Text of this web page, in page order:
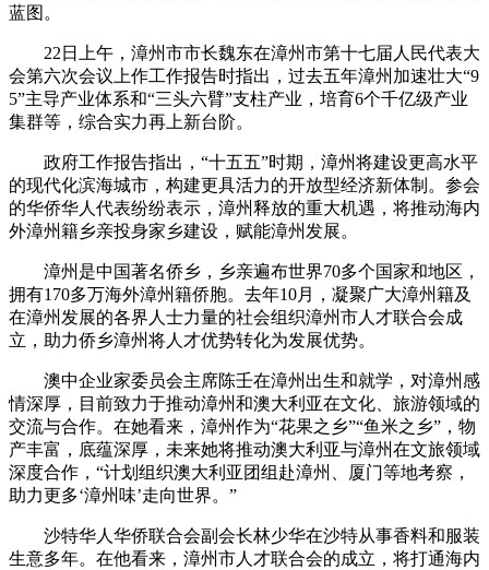
蓝图。
22日上午，漳州市市长魏东在漳州市第十七届人民代表大
会第六次会议上作工作报告时指出，过去五年漳州加速壮大“9
5”主导产业体系和“三头六臂”支柱产业，培育6个千亿级产业
集群等，综合实力再上新台阶。
政府工作报告指出，“十五五”时期，漳州将建设更高水平
的现代化滨海城市，构建更具活力的开放型经济新体制。参会
的华侨华人代表纷纷表示，漳州释放的重大机遇，将推动海内
外漳州籍乡亲投身家乡建设，赋能漳州发展。
漳州是中国著名侨乡，乡亲遍布世界70多个国家和地区，
拥有170多万海外漳州籍侨胞。去年10月，凝聚广大漳州籍及
在漳州发展的各界人士力量的社会组织漳州市人才联合会成
立，助力侨乡漳州将人才优势转化为发展优势。
澳中企业家委员会主席陈壬在漳州出生和就学，对漳州感
情深厚，目前致力于推动漳州和澳大利亚在文化、旅游领域的
交流与合作。在她看来，漳州作为“花果之乡”“鱼米之乡”，物
产丰富，底蕴深厚，未来她将推动澳大利亚与漳州在文旅领域
深度合作，“计划组织澳大利亚团组赴漳州、厦门等地考察，
助力更多‘漳州味’走向世界。”
沙特华人华侨联合会副会长林少华在沙特从事香料和服装
生意多年。在他看来，漳州市人才联合会的成立，将打通海内